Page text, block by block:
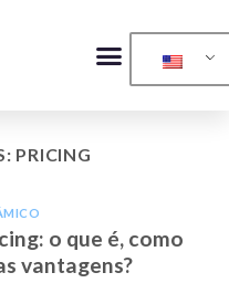
PRICING
o que é, como
vantagens?